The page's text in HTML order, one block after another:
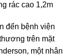
rác cao 1,2m
đến bệnh viện
trên mặt
một nhân